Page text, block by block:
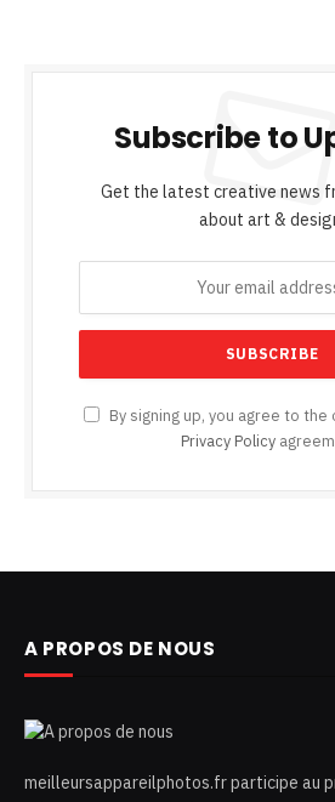
Subscribe to
Get the latest creative news
about art &
By signing up, you agree to
Privacy Policy
A PROPOS DE NOUS
meilleursappareilphotos.fr participe au